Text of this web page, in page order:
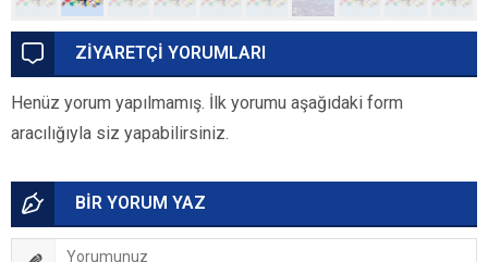
ZİYARETÇİ YORUMLARI
Henüz yorum yapılmamış. İlk yorumu aşağıdaki form
aracılığıyla siz yapabilirsiniz.
BİR YORUM YAZ